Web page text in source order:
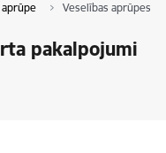
aprūpe Veselības aprūpes
pakalpojumi